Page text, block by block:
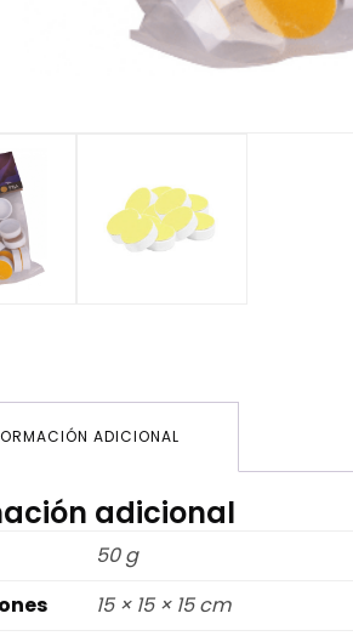
ADICIONAL
adicional
50 g
15 × 15 × 15 cm